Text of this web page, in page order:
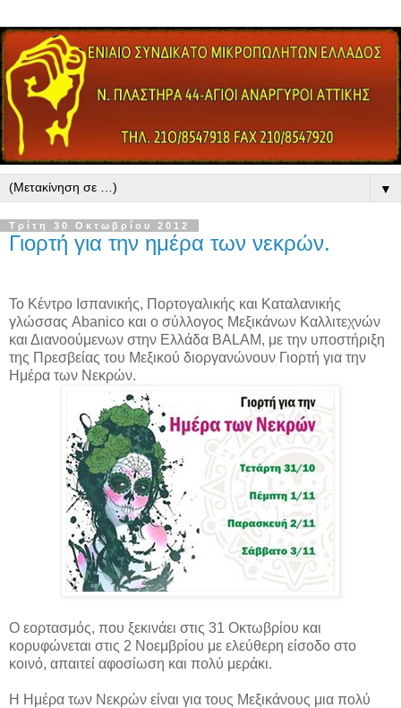
▼
Τρίτη 30 Οκτωβρίου 2012
Γιορτή για την ημέρα των νεκρών.
Το Κέντρο Ισπανικής, Πορτογαλικής και Καταλανικής
γλώσσας Abanico και ο σύλλογος Μεξικάνων Καλλιτεχνών
και Διανοούμενων στην Ελλάδα BALAM, με την υποστήριξη
της Πρεσβείας του Μεξικού διοργανώνουν Γιορτή για την
Ημέρα των Νεκρών.
Ο εορτασμός, που ξεκινάει στις 31 Οκτωβρίου και
κορυφώνεται στις 2 Νοεμβρίου με ελεύθερη είσοδο στο
κοινό, απαιτεί αφοσίωση και πολύ μεράκι.
Η Ημέρα των Νεκρών είναι για τους Μεξικάνους μια πολύ